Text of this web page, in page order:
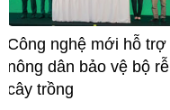
Công nghệ mới hỗ trợ
nông dân bảo vệ bộ rễ
cây trồng